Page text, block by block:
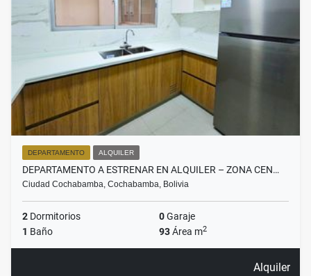
DEPARTAMENTO ALQUILER
DEPARTAMENTO A ESTRENAR EN ALQUILER – ZONA CEN…
Ciudad Cochabamba, Cochabamba, Bolivia
2 Dormitorios 0Garaje
1 Baño 93Área m2
Alquiler